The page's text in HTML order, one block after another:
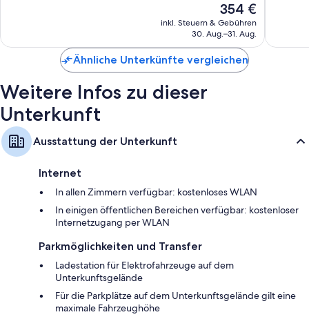
Badezimmer mit Komfortbadewannen und kostenlosen
LED-Fernseher mit Kabelempfang
Mini-Kühlschränke, Wasserkocher mit Kaffee-/Teezubehör und
Bewertungen
Der
Preis
beträgt
354 €
inkl. Steuern & Gebühren
30. Aug.–31. Aug.
Ähnliche Unterkünfte vergleichen
Weitere Infos zu dieser
Unterkunft
Ausstattung der Unterkunft
Internet
In allen Zimmern verfügbar: kostenloses WLAN
In einigen öffentlichen Bereichen verfügbar: kostenloser
Internetzugang per WLAN
Parkmöglichkeiten und Transfer
Ladestation für Elektrofahrzeuge auf dem
Unterkunftsgelände
Für die Parkplätze auf dem Unterkunftsgelände gilt eine
maximale Fahrzeughöhe